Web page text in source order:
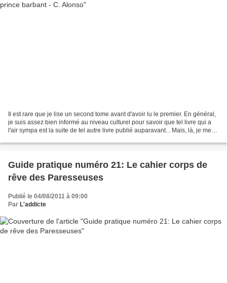
Il est rare que je lise un second tome avant d'avoir lu le premier. En général,
je suis assez bien informé au niveau culturel pour savoir que tel livre qui a
l'air sympa est la suite de tel autre livre publié auparavant... Mais, là, je me
Guide pratique numéro 21: Le cahier corps de
rêve des Paresseuses
Publié le 04/08/2011 à 09:00
Par L'addicte